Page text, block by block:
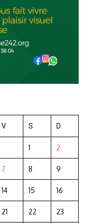
V S D
1 2
7 8 9
14 15 16
21 22 23